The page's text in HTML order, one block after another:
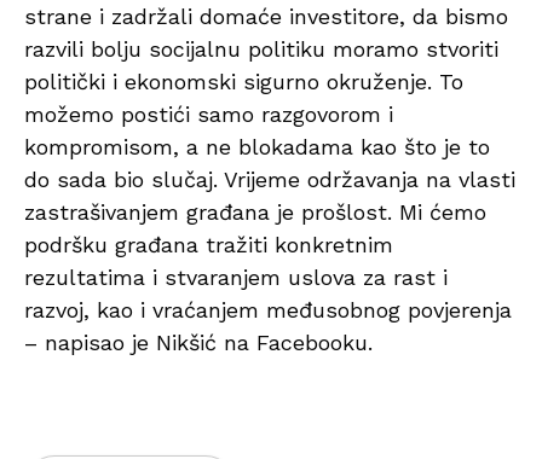
strane i zadržali domaće investitore, da bismo
razvili bolju socijalnu politiku moramo stvoriti
politički i ekonomski sigurno okruženje. To
možemo postići samo razgovorom i
kompromisom, a ne blokadama kao što je to
do sada bio slučaj. Vrijeme održavanja na vlasti
zastrašivanjem građana je prošlost. Mi ćemo
podršku građana tražiti konkretnim
rezultatima i stvaranjem uslova za rast i
razvoj, kao i vraćanjem međusobnog povjerenja
– napisao je Nikšić na Facebooku.